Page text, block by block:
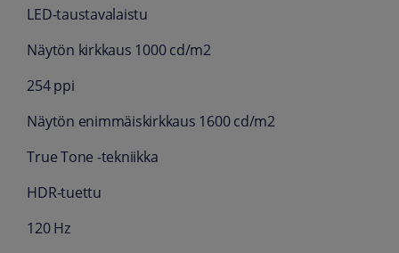
LED-taustavalaistu
Näytön kirkkaus 1000 cd/m2
254 ppi
Näytön enimmäiskirkkaus 1600 cd/m2
True Tone -tekniikka
HDR-tuettu
120 Hz